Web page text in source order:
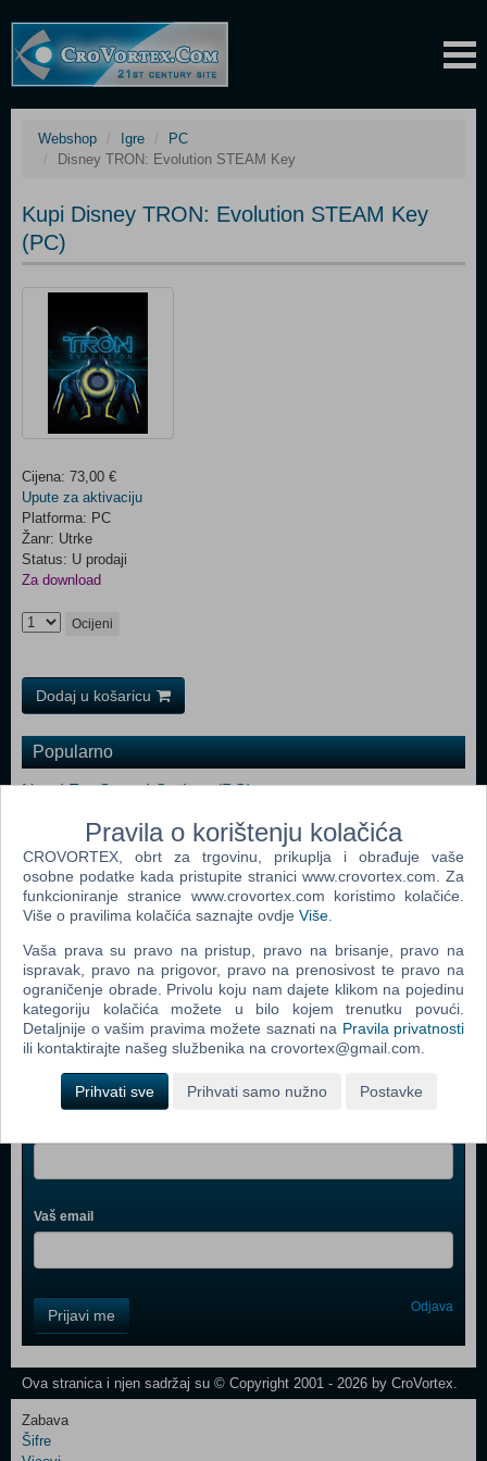
Webshop Igre
PC
Disney TRON: Evolution STEAM Key
Kupi Disney TRON: Evolution STEAM Key
(PC)
Cijena: 73,00 €
Upute za aktivaciju
Platforma: PC
Žanr: Utrke
Status: U prodaji
Za download
Ocijeni
Dodaj u košaricu
Popularno
Need For Speed Carbon (PC)
Need For Speed Most Wanted (PC)
Need For Speed Underground 2 (PC)
Test Drive Unlimited (PC)
Need For Speed Prostreet (PC)
Need For Speed Undercover (N) (PC)
Webshop newsletter
Vaš email
Field
One
Newsletter
Control
Prijavi me Odjava
Ova stranica i njen sadržaj su © Copyright 2001 - 2026 by CroVortex.
Zabava
Šifre
Pravila o korištenju kolačića
CROVORTEX, obrt za trgovinu, prikuplja i obrađuje vaše
osobne podatke kada pristupite stranici www.crovortex.com. Za
funkcioniranje stranice www.crovortex.com koristimo kolačiće.
Više o pravilima kolačića saznajte ovdje Više
Vaša prava su pravo na pristup, pravo na brisanje, pravo na
ispravak, pravo na prigovor, pravo na prenosivost te pravo na
ograničenje obrade. Privolu koju nam dajete klikom na pojedinu
kategoriju kolačića možete u bilo kojem trenutku povući.
Detaljnije o vašim pravima možete saznati na Pravila privatnosti
ili kontaktirajte našeg službenika na crovortex@gmail.com.
Prihvati sve Prihvati samo nužno Postavke